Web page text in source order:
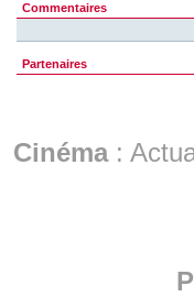
Commentaires
Partenaires
Cinéma: